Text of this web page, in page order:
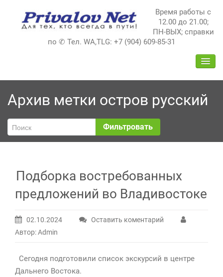
содержимому
Время работы с
12.00 до 21.00;
ПН-ВЫХ; справки
по ✆ Тел. WA,TLG: +7 (904) 609-85-31
Архив метки остров русский
Фильтровать
Подборка востребованных
предложений во Владивостоке
02.10.2024
Оставить коментарий
Автор: Admin
Сегодня подготовили список экскурсий в центре
Дальнего Востока.